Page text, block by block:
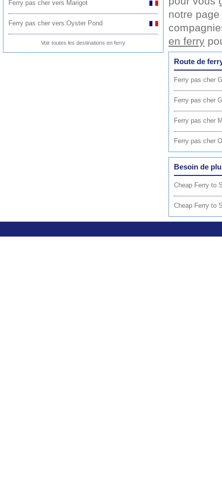
Ferry pas cher vers Marigot
Ferry pas cher vers Oyster Pond
Voir toutes les destinations en ferry
notre page
en ferry
Route de
Ferry pas cher
Ferry pas cher
Ferry pas cher
Ferry pas cher
Besoin de
Cheap Ferry to
Cheap Ferry to